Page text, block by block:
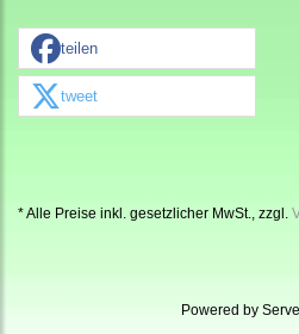
teilen
tweet
* Alle Preise inkl. gesetzlicher MwSt., zzgl.
Powered by